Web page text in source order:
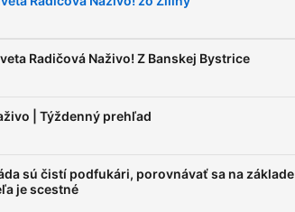
Radičová Naživo! Z Banskej Bystrice
| Týždenný prehľad
sú čistí podfukári, porovnávať sa na základe
je scestné